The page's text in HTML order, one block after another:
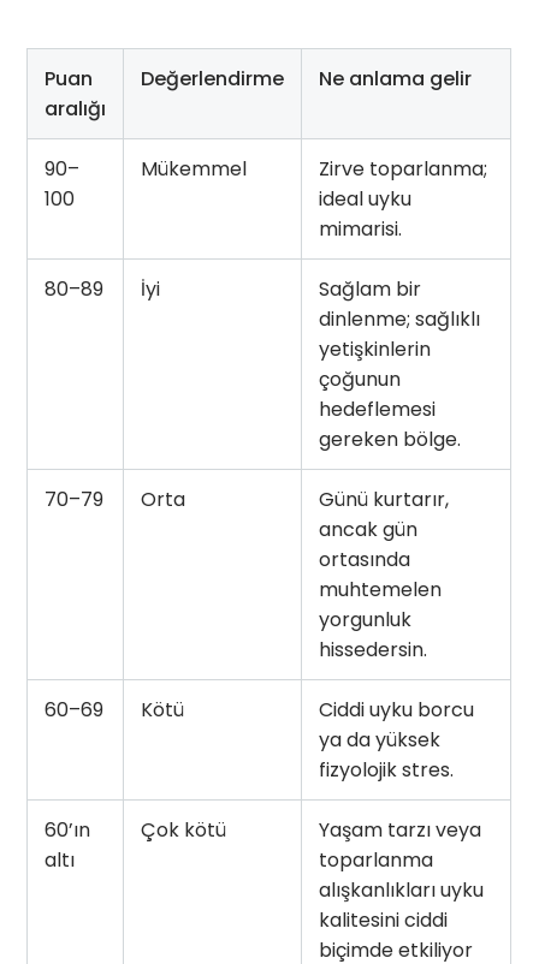
Puan
aralığı
Değerlendirme Ne anlama gelir
90–
100
Mükemmel
Zirve toparlanma;
ideal uyku
mimarisi.
80–89 İyi
Sağlam bir
dinlenme; sağlıklı
yetişkinlerin
çoğunun
hedeflemesi
gereken bölge.
70–79 Orta
Günü kurtarır,
ancak gün
ortasında
muhtemelen
yorgunluk
hissedersin.
60–69 Kötü
Ciddi uyku borcu
ya da yüksek
fizyolojik stres.
60’ın
altı
Çok kötü
Yaşam tarzı veya
toparlanma
alışkanlıkları uyku
kalitesini ciddi
biçimde etkiliyor